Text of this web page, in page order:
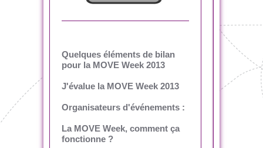
Quelques éléments de bilan
pour la MOVE Week 2013
J'évalue la MOVE Week 2013
Organisateurs d'événements :
La MOVE Week, comment ça
fonctionne ?